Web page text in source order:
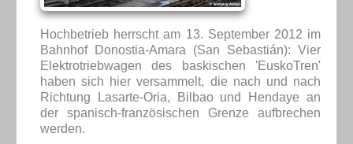
Hochbetrieb herrscht am 13. September 2012 im
Bahnhof Donostia-Amara (San Sebastián): Vier
Elektrotriebwagen des baskischen 'EuskoTren'
haben sich hier versammelt, die nach und nach
Richtung Lasarte-Oria, Bilbao und Hendaye an
der spanisch-französischen Grenze aufbrechen
werden.